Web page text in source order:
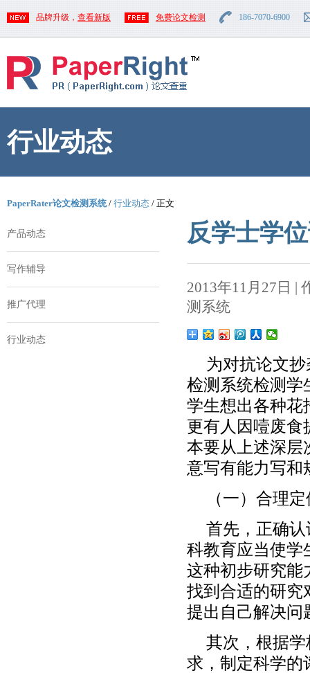
品牌升级， 查看新版 免费论文检测 186-7070-6900
行业动态
PaperRater论文检测系统/ 行业动态 / 正文
产品动态
写作辅导
推广代理
行业动态
反学士学
2013年11月27日 |
测系统
为对抗论文
检测系统检测学
学生想出各种花
更有人因噎废食
本要从上述深层
意写有能力写和
（一）合理
首先，正确
科教育应当使学
这种初步研究能
找到合适的研究
提出自己解决问
其次，根据
求，制定科学的